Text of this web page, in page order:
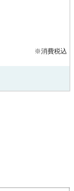
※消費税込